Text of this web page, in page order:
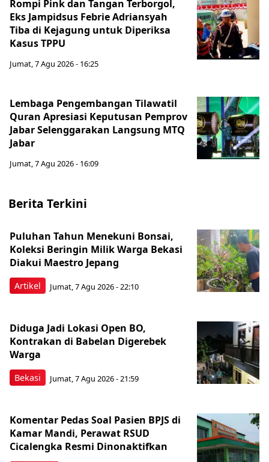
Rompi Pink dan Tangan Terborgol,
Eks Jampidsus Febrie Adriansyah
Tiba di Kejagung untuk Diperiksa
Kasus TPPU
Jumat, 7 Agu 2026 - 16:25
Lembaga Pengembangan Tilawatil
Quran Apresiasi Keputusan Pemprov
Jabar Selenggarakan Langsung MTQ
Jabar
Jumat, 7 Agu 2026 - 16:09
Berita Terkini
Artikel
Puluhan Tahun Menekuni Bonsai,
Koleksi Beringin Milik Warga Bekasi
Diakui Maestro Jepang
Jumat, 7 Agu 2026 - 22:10
Bekasi
Diduga Jadi Lokasi Open BO,
Kontrakan di Babelan Digerebek
Warga
Jumat, 7 Agu 2026 - 21:59
Komentar Pedas Soal Pasien BPJS di
Kamar Mandi, Perawat RSUD
Cicalengka Resmi Dinonaktifkan